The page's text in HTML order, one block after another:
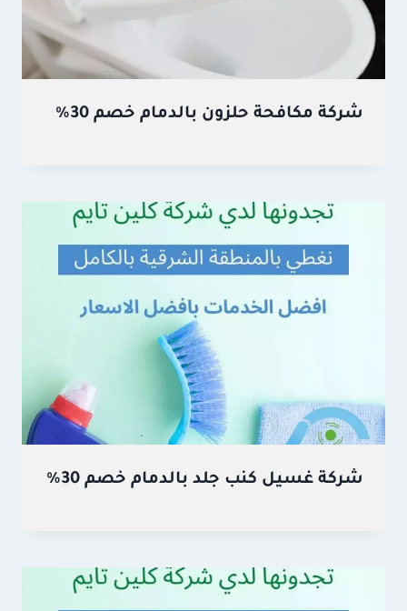
شركة مكافحة حلزون بالدمام خصم 30%
شركة غسيل كنب جلد بالدمام خصم 30%